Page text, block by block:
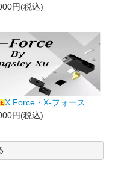
円(税込)
X Force・X-フォース
円(税込)